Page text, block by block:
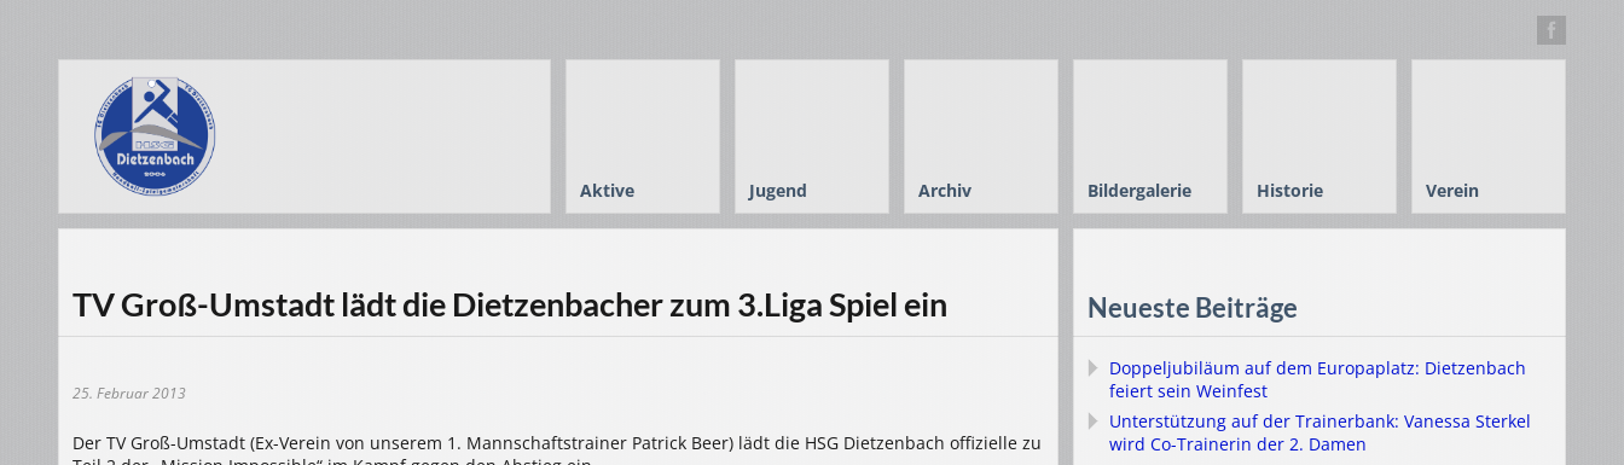
Aktive Jugend Archiv Bildergalerie Historie Verein
TV Groß-Umstadt lädt die Dietzenbacher zum 3.Liga Spiel ein
25. Februar 2013
Der TV Groß-Umstadt (Ex-Verein von unserem 1. Mannschaftstrainer Patrick Beer) lädt die HSG Dietzenbach offizielle zu
Neueste Beiträge
Doppeljubiläum auf dem Europaplatz: Dietzenbach
feiert sein Weinfest
Unterstützung auf der Trainerbank: Vanessa Sterkel
wird Co-Trainerin der 2. Damen